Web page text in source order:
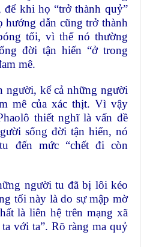
khi họ “trở thành quỷ”
dẫn cũng trở thành
tối, vì thế nó thường
đời tận hiến “ở trong
mê.
người, kể cả những người
mê của xác thịt. Vì vậy
thiết nghĩ là vấn đề
sống đời tận hiến, nó
đến mức “chết đi còn
người tu đã bị lôi kéo
tối này là do sự mập mờ
là liên hệ trên mạng xã
với ta”. Rõ ràng ma quỷ